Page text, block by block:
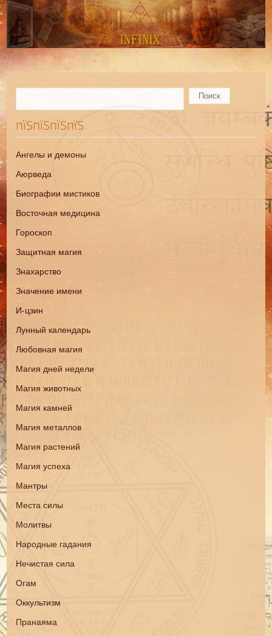
пїЅпїЅпїЅпїЅ
Ангелы и демоны
Аюрведа
Биографии мистиков
Восточная медицина
Гороскоп
Защитная магия
Знахарство
Значение имени
И-цзин
Лунный календарь
Любовная магия
Магия дней недели
Магия животных
Магия камней
Магия металлов
Магия растений
Магия успеха
Мантры
Места силы
Молитвы
Народные гадания
Нечистая сила
Огам
Оккультизм
Пранаяма